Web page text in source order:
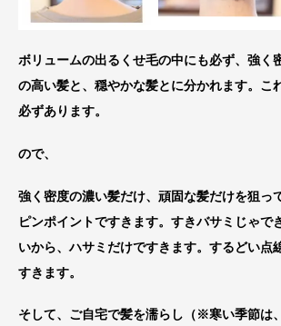
ボリュームの出るくせ毛の中にも必ず、強く
の高い髪と、穏やかな髪とに分かれます。これ
必ずあります。
ので、
強く密度の濃い髪だけ、頑固な髪だけを狙って
ピンポイントですきます。すきバサミじゃで
いから、ハサミだけですきます。するどい点
すきます。
そして、ご自宅で髪を濡らし（※寒い季節は